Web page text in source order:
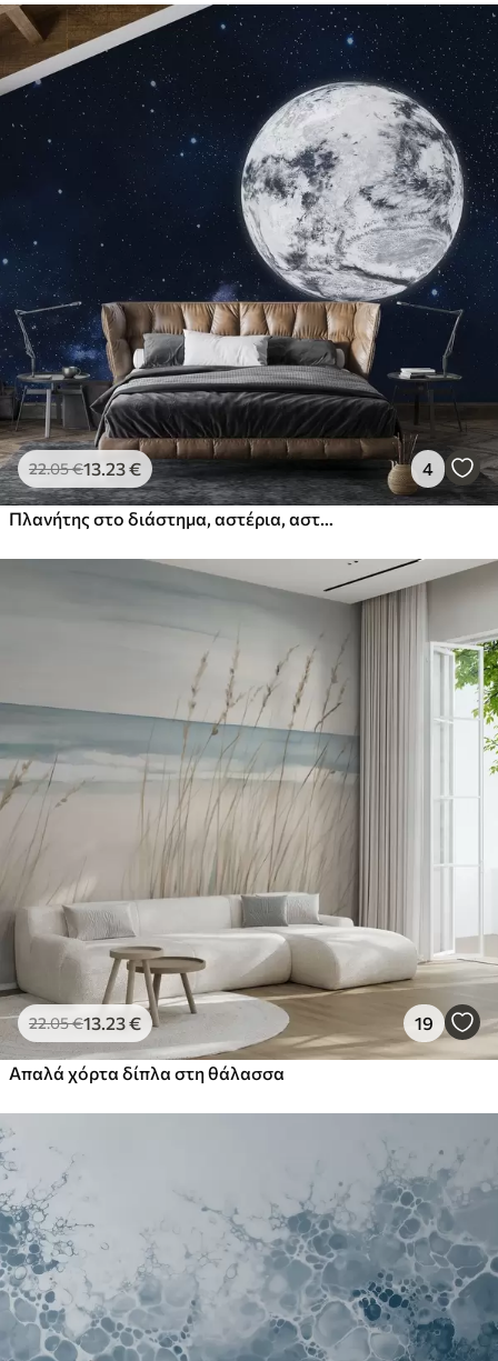
22.05€13 .23€ 4
22.05€13 .23€ 19
Απαλά χόρτα δίπλα στη θάλασσα